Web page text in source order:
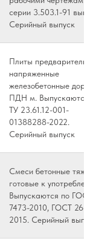
серии 3.503.1-91
Серийный выпуск
Плиты предварительно
напряженные
железобетонные
ПДН м. Выпускаются
ТУ 23.61.12-001-
01388288-2022.
Серийный выпуск
Смеси бетонные
готовые к
Выпускаются по ГОСТ
7473-2010, ГОСТ
2015. Серийный